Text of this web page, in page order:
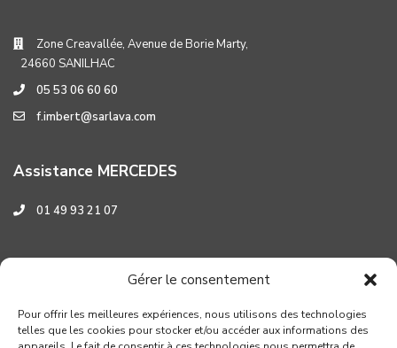
Gérer le consentement
Pour offrir les meilleures expériences, nous utilisons des technologies
telles que les cookies pour stocker et/ou accéder aux informations des
Zone Creavallée, Avenue de Borie Marty,
24660 SANILHAC
05 53 06 60 60
f.imbert@sarlava.com
Assistance MERCEDES
01 49 93 21 07